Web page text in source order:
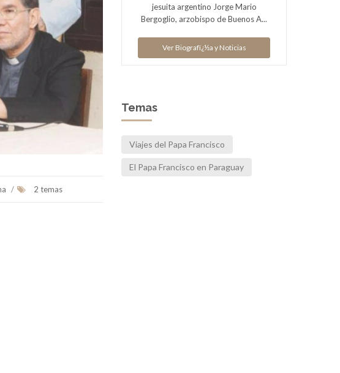
/ 2 temas
jesuita argentino Jorge Mario
Bergoglio, arzobispo de Buenos A...
Ver Biografï¿½a y Noticias
Temas
Viajes del Papa Francisco
El Papa Francisco en Paraguay